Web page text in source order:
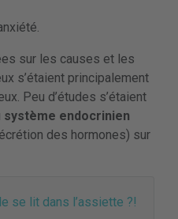
sur les causes et les
s’étaient principalement
Peu d’études s’étaient
système endocrinien
des hormones) sur
se lit dans l’assiette ?!